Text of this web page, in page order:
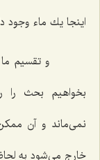
اینجا یك ماء وجود
و تقسیم
بخواهیم بحث را
نمى‌ماند و آن
خارج مى‌شود به